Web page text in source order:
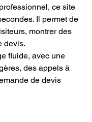
ce site
Il permet de
montrer des
devis.
fluide, avec une
des appels à
de devis